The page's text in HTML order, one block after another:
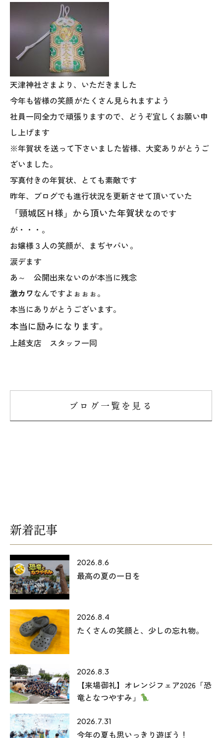
移住と暮らし相談
資料請求
お問い合わせ
本社
〒941-0062 新潟県糸魚川市中央2-4-2
025-552-0456 (本社)
〒942-0072 新潟県上越市栄町2-11-40 1F
025-530-6711 (上越店)
0120-696-711 (フリーダイヤル)
天津神社さまより、いただきました
今年も皆様の笑顔がたくさん見られますよう
社員一同全力で頑張りますので、どうぞ宜しくお願い申
し上げます
※年賀状 を送って下さいました皆様、大変ありがとうご
ざいました。
写真付きの年賀状、とても素敵です
昨年、ブログでも進行状況を更新させて頂いていた
「頸城区Ｈ様」から頂いた年賀状なのです
が・・・。
お嬢様３人の笑顔が、まぢヤバい。
涙デます
あ～ 公開出来ないのが本当に残念
激カワなんですよぉぉぉ。
本当にありがとうございます。
本当に励みになります。
上越支店 スタッフ一同
ブログ一覧を見る
新着記事
2026.8.6
最高の夏の一日を
2026.8.4
たくさんの笑顔と、少しの忘れ物。
2026.8.3
【来場御礼】オレンジフェア2026「恐
竜となつやすみ」
2026.7.31
今年の夏も思いっきり遊ぼう！